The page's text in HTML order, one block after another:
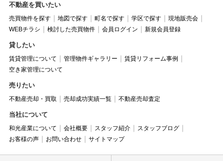
不動産を買いたい
売買物件を探す 地図で探す 町名で探す 学区で探す
現地販売会
WEBチラシ
検討した売買物件 会員ログイン 新規会員登録
貸したい
賃貸管理について 管理物件ギャラリー
賃貸リフォーム事例
空き家管理について
売りたい
不動産売却・買取 売却成功実績一覧 不動産売却査定
当社について
和光産業について 会社概要 スタッフ紹介
スタッフブログ
お客様の声
お問い合わせ サイトマップ